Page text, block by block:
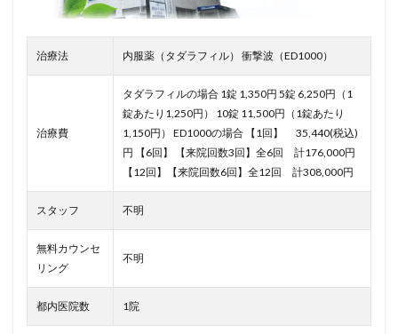
治療法 内服薬（タダラフィル） 衝撃波（ED1000）
治療費
タダラフィルの場合 1錠 1,350円 5錠 6,250円（1
錠あたり1,250円） 10錠 11,500円（1錠あたり
1,150円） ED1000の場合
【1回】 35,440(税込)
円
【6回】 【来院回数3回】全6回 計176,000円
【12回】【来院回数6回】全12回 計308,000円
スタッフ 不明
無料カウンセ
リング
不明
都内医院数 1院